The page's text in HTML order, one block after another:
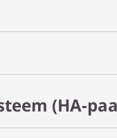
(HA-